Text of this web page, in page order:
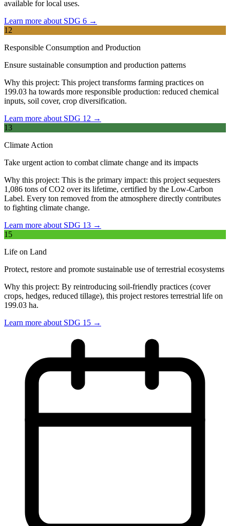
available for local uses.
Learn more about SDG 6 →
12
Responsible Consumption and Production
Ensure sustainable consumption and production patterns
Why this project: This project transforms farming practices on
199.03 ha towards more responsible production: reduced chemical
inputs, soil cover, crop diversification.
Learn more about SDG 12 →
13
Climate Action
Take urgent action to combat climate change and its impacts
Why this project: This is the primary impact: this project sequesters
1,086 tons of CO2 over its lifetime, certified by the Low-Carbon
Label. Every ton removed from the atmosphere directly contributes
to fighting climate change.
Learn more about SDG 13 →
15
Life on Land
Protect, restore and promote sustainable use of terrestrial ecosystems
Why this project: By reintroducing soil-friendly practices (cover
crops, hedges, reduced tillage), this project restores terrestrial life on
199.03 ha.
Learn more about SDG 15 →